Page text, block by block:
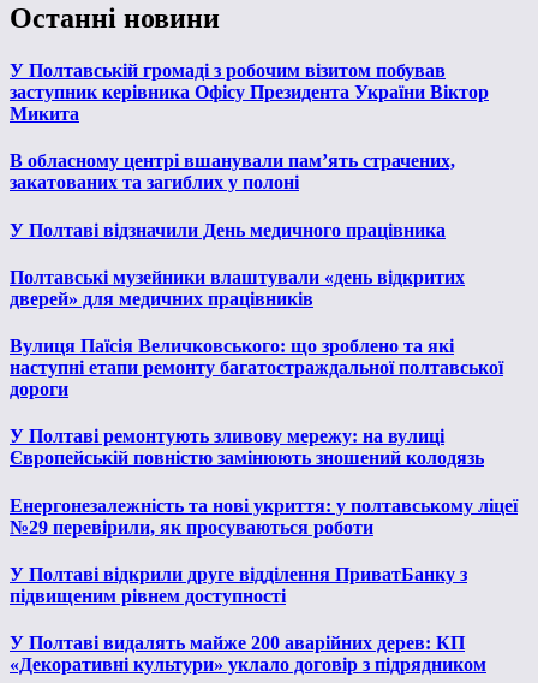
Останні новини
У Полтавській громаді з робочим візитом побував
заступник керівника Офісу Президента України Віктор
Микита
В обласному центрі вшанували пам’ять страчених,
закатованих та загиблих у полоні
У Полтаві відзначили День медичного працівника
Полтавські музейники влаштували «день відкритих
дверей» для медичних працівників
Вулиця Паїсія Величковського: що зроблено та які
наступні етапи ремонту багатостраждальної полтавської
дороги
У Полтаві ремонтують зливову мережу: на вулиці
Європейській повністю замінюють зношений колодязь
Енергонезалежність та нові укриття: у полтавському ліцеї
№29 перевірили, як просуваються роботи
У Полтаві відкрили друге відділення ПриватБанку з
підвищеним рівнем доступності
У Полтаві видалять майже 200 аварійних дерев: КП
«Декоративні культури» уклало договір з підрядником